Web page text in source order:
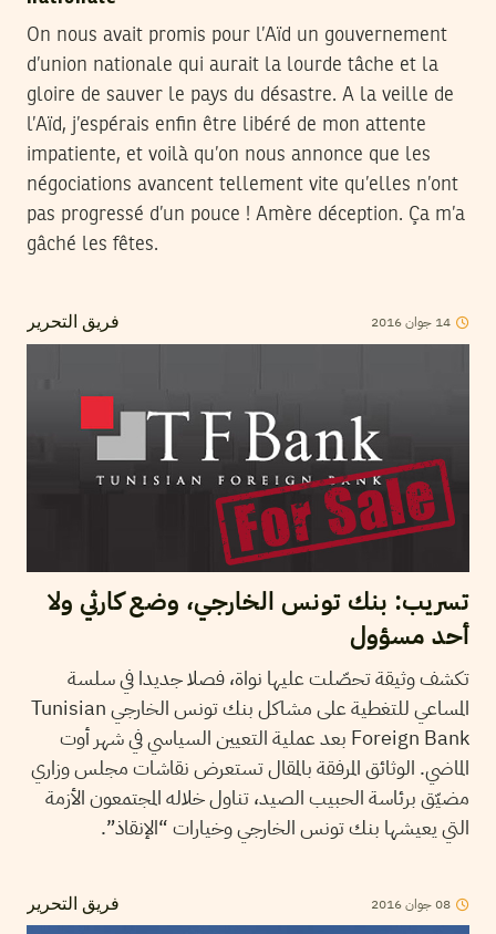
On nous avait promis pour l’Aïd un gouvernement
d’union nationale qui aurait la lourde tâche et la
gloire de sauver le pays du désastre. A la veille de
l’Aïd, j’espérais enfin être libéré de mon attente
impatiente, et voilà qu’on nous annonce que les
négociations avancent tellement vite qu’elles n’ont
pas progressé d’un pouce ! Amère déception. Ça m’a
gâché les fêtes.
فريق التحرير 14 جوان2016
تسريب: بنك تونس الخارجي، وضع كارثي ولا
أحد مسؤول
تكشف وثيقة تحصّلت عليها نواة، فصلا جديدا في سلسة
المساعي للتغطية على مشاكل بنك تونس الخارجي Tunisian
Foreign Bank بعد عملية التعيين السياسي في شهر أوت
الماضي. الوثائق المرفقة بالمقال تستعرض نقاشات مجلس وزاري
مضيّق برئاسة الحبيب الصيد، تناول خلاله المجتمعون الأزمة
التي يعيشها بنك تونس الخارجي وخيارات “الإنقاذ”.
فريق التحرير 08جوان2016